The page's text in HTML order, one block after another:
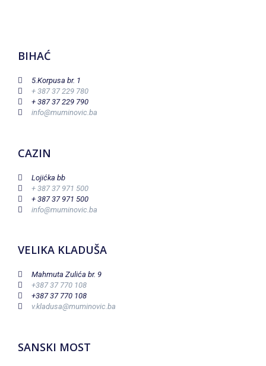
BIHAĆ
5.Korpusa br. 1
+ 387 37 229 780
+ 387 37 229 790
info@muminovic.ba
CAZIN
Lojićka bb
+ 387 37 971 500
+ 387 37 971 500
info@muminovic.ba
VELIKA KLADUŠA
Mahmuta Zulića br. 9
+387 37 770 108
+387 37 770 108
v.kladusa@muminovic.ba
SANSKI MOST